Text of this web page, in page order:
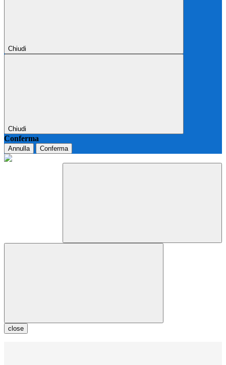
Chiudi
Chiudi
Conferma
Annulla Conferma
close